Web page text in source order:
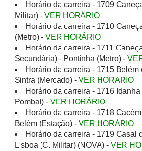
Horário da carreira - 1709
Militar) - VER HORÁRIO
Horário da carreira - 1710
(Metro) - VER HORÁRIO
Horário da carreira - 1711
Secundária) - Pontinha (Metro) -
Horário da carreira - 1715 Belém
Sintra (Mercado) - VER HORÁRIO
Horário da carreira - 1716 Idanha
Pombal) - VER HORÁRIO
Horário da carreira - 1718
Belém (Estação) - VER HORÁRIO
Horário da carreira - 1719 Casal
Lisboa (C. Militar) (NOVA) - VER